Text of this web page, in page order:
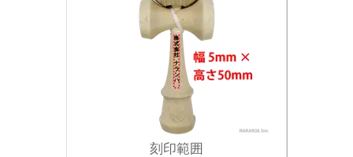
刻印範囲